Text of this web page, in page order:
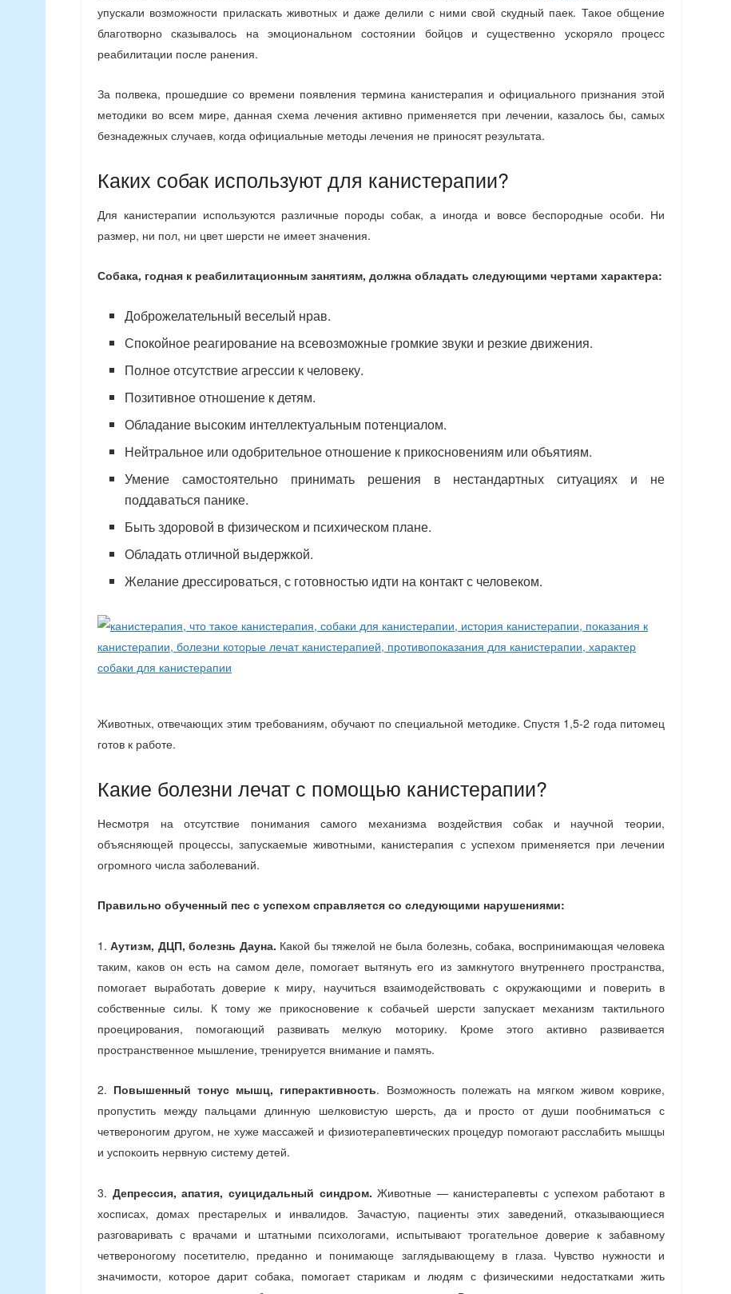
упускали возможности приласкать животных и даже делили с ними свой скудный паек. Такое общение
благотворно сказывалось на эмоциональном состоянии бойцов и существенно ускоряло процесс
реабилитации после ранения.
За полвека, прошедшие со времени появления термина канистерапия и официального признания этой
методики во всем мире, данная схема лечения активно применяется при лечении, казалось бы, самых
безнадежных случаев, когда официальные методы лечения не приносят результата.
Каких собак используют для канистерапии?
Для канистерапии используются различные породы собак, а иногда и вовсе беспородные особи. Ни
размер, ни пол, ни цвет шерсти не имеет значения.
Собака, годная к реабилитационным занятиям, должна обладать следующими чертами характера:
Доброжелательный веселый нрав.
Спокойное реагирование на всевозможные громкие звуки и резкие движения.
Полное отсутствие агрессии к человеку.
Позитивное отношение к детям.
Обладание высоким интеллектуальным потенциалом.
Нейтральное или одобрительное отношение к прикосновениям или объятиям.
Умение самостоятельно принимать решения в нестандартных ситуациях и не
поддаваться панике.
Быть здоровой в физическом и психическом плане.
Обладать отличной выдержкой.
Желание дрессироваться, с готовностью идти на контакт с человеком.
Животных, отвечающих этим требованиям, обучают по специальной методике. Спустя 1,5-2 года питомец
готов к работе.
Какие болезни лечат с помощью канистерапии?
Несмотря на отсутствие понимания самого механизма воздействия собак и научной теории,
объясняющей процессы, запускаемые животными, канистерапия с успехом применяется при лечении
огромного числа заболеваний.
Правильно обученный пес с успехом справляется со следующими нарушениями:
1. Аутизм, ДЦП, болезнь Дауна. Какой бы тяжелой не была болезнь, собака, воспринимающая человека
таким, каков он есть на самом деле, помогает вытянуть его из замкнутого внутреннего пространства,
помогает выработать доверие к миру, научиться взаимодействовать с окружающими и поверить в
собственные силы. К тому же прикосновение к собачьей шерсти запускает механизм тактильного
проецирования, помогающий развивать мелкую моторику. Кроме этого активно развивается
пространственное мышление, тренируется внимание и память.
2. Повышенный тонус мышц, гиперактивность. Возможность полежать на мягком живом коврике,
пропустить между пальцами длинную шелковистую шерсть, да и просто от души пообниматься с
четвероногим другом, не хуже массажей и физиотерапевтических процедур помогают расслабить мышцы
и успокоить нервную систему детей.
3. Депрессия, апатия, суицидальный синдром. Животные — канистерапевты с успехом работают в
хосписах, домах престарелых и инвалидов. Зачастую, пациенты этих заведений, отказывающиеся
разговаривать с врачами и штатными психологами, испытывают трогательное доверие к забавному
четвероногому посетителю, преданно и понимающе заглядывающему в глаза. Чувство нужности и
значимости, которое дарит собака, помогает старикам и людям с физическими недостатками жить